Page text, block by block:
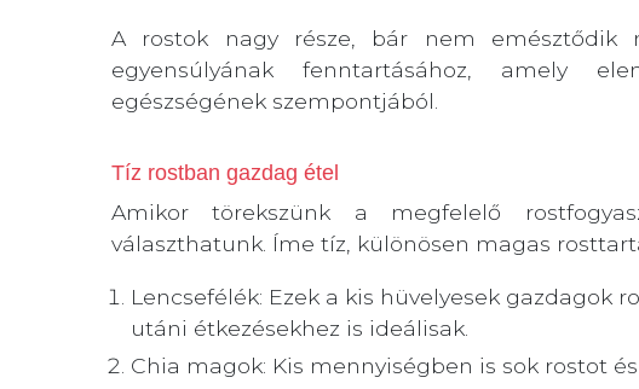
A rostok nagy része, bár nem emésztődik
egyensúlyának fenntartásához, amely
egészségének szempontjából.
Tíz rostban gazdag étel
Amikor törekszünk a megfelelő
választhatunk. Íme tíz, különösen magas
Lencsefélék: Ezek a kis hüvelyesek gazdagok
utáni étkezésekhez is ideálisak.
Chia magok: Kis mennyiségben is sok rostot